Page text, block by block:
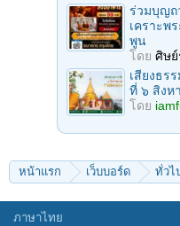
ร่วมบุญถ
เคราะพ
พูน
โดย ศิษ
เสียงธร
ที่ ๖ สิงห
โดย
หน้าแรก เว็บบอร์ด ทั่วไ
ภาษาไทย